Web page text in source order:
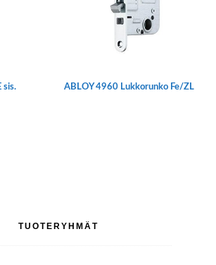
sis.
ABLOY 4960 Lukkorunko Fe/ZL
TUOTERYHMÄT